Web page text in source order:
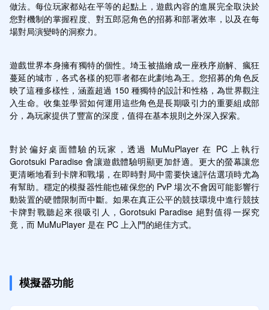
做法。每位玩家都站在平等的起點上，遊戲內容的進展完全取決於
您對機制的掌握程度、對五郎惡角色的招募和部署效率，以及在每
場對局演變時的洞察力。
遊戲世界本身擁有獨特的個性。埼玉被描繪成一座秩序崩解、瘋狂
蔓延的城市，各式各樣的犯罪者都在此劃地為王。您招募的角色反
映了這種多樣性，涵蓋超過 150 種獨特的設計和性格，為世界觀注
入生命。收集並學習如何運用這些角色是長期吸引力的重要組成部
分，為玩家提供了豐富的深度，值得在基本規則之外深入探索。
對於偏好桌面體驗的玩家，透過 MuMuPlayer 在 PC 上執行
Gorotsuki Paradise 會讓遊戲體驗明顯更加舒適。更大的螢幕讓您
更清晰地看到卡牌和戰場，在即時對局中需要快速評估選項時尤為
有幫助。穩定的模擬器性能也確保您的 PvP 場次不會因可能影響行
動裝置的硬體限制而中斷。如果在真正公平的競技環境中進行競技
卡牌對戰聽起來很吸引人，Gorotsuki Paradise 絕對值得一探究
竟，而 MuMuPlayer 是在 PC 上入門的絕佳方式。
模擬器功能